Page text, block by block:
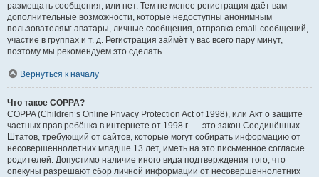
размещать сообщения, или нет. Тем не менее регистрация даёт вам
дополнительные возможности, которые недоступны анонимным
пользователям: аватары, личные сообщения, отправка email-сообщений,
участие в группах и т. д. Регистрация займёт у вас всего пару минут,
поэтому мы рекомендуем это сделать.
Вернуться к началу
Что такое COPPA?
COPPA (Children’s Online Privacy Protection Act of 1998), или Акт о защите
частных прав ребёнка в интернете от 1998 г. — это закон Соединённых
Штатов, требующий от сайтов, которые могут собирать информацию от
несовершеннолетних младше 13 лет, иметь на это письменное согласие
родителей. Допустимо наличие иного вида подтверждения того, что
опекуны разрешают сбор личной информации от несовершеннолетних